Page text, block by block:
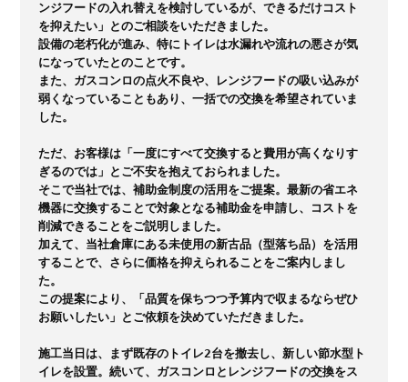
ンジフードの入れ替えを検討しているが、できるだけコスト
を抑えたい」とのご相談をいただきました。
設備の老朽化が進み、特にトイレは水漏れや流れの悪さが気
になっていたとのことです。
また、ガスコンロの点火不良や、レンジフードの吸い込みが
弱くなっていることもあり、一括での交換を希望されていま
した。
ただ、お客様は「一度にすべて交換すると費用が高くなりす
ぎるのでは」とご不安を抱えておられました。
そこで当社では、補助金制度の活用をご提案。最新の省エネ
機器に交換することで対象となる補助金を申請し、コストを
削減できることをご説明しました。
加えて、当社倉庫にある未使用の新古品（型落ち品）を活用
することで、さらに価格を抑えられることをご案内しまし
た。
この提案により、「品質を保ちつつ予算内で収まるならぜひ
お願いしたい」とご依頼を決めていただきました。
施工当日は、まず既存のトイレ2台を撤去し、新しい節水型ト
イレを設置。続いて、ガスコンロとレンジフードの交換をス